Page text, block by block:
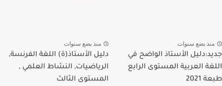
منذ بضع سنوات
جديد:دليل الأستاذ الواضح في
اللغة العربية المستوى الرابع
طبعة 2021
منذ بضع سنوات
دليل الأستاذ(ة) اللغة الفرنسة,
الرياضيات, النشاط العلمي ,
المستوى الثالث